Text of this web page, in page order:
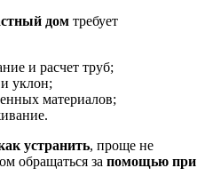
дом требует
и расчет труб;
уклон;
материалов;
устранить, проще не
обращаться за помощью при